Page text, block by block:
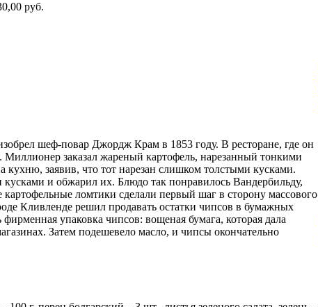
руб.
шеф-повар Джордж Крам в 1853 году. В ресторане, где он
Миллионер заказал жареный картофель, нарезанный тонкими
заявив, что тот нарезан слишком толстыми кусками.
и обжарил их. Блюдо так понравилось Вандербильду,
картофельные ломтики сделали первый шаг в сторону массового
Кливленде решил продавать остатки чипсов в бумажных
упаковка чипсов: вощеная бумага, которая дала
Затем подешевело масло, и чипсы окончательно